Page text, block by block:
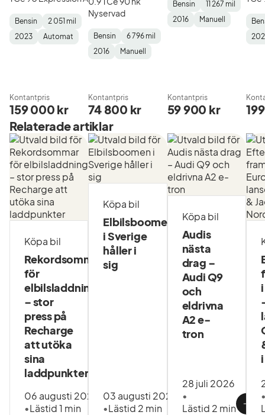
Fuel
Bensin
Mätarställning:
2 051 mil
Model
2023
GearboxAutomat
Kontantpris
159 000 kr
Nyservad
Fuel
Bensin
Mätarställning
6 796 mil
Model
2016
GearboxManuell
Kontantpris
74 800 kr
Fuel
Bensin
Mätarställning
11 267 mil
Model
2016
GearboxManuell
Kontantpris
59 900 kr
Fuel
Relaterade artiklar
Köpa bil
Rekordsommar
för
elbilsladdning
– stor
press på
Recharge
att utöka
sina
laddpunkter
06 augusti 2026
•Lästid 1 min
Köpa bil
Elbilsboomen
i Sverige
håller i
sig
03 augusti 2026
•Lästid 2 min
Köpa bil
Audis
nästa
drag –
Audi Q9
och
eldrivna
A2 e-
tron
28 juli 2026
•
Lästid 2 min